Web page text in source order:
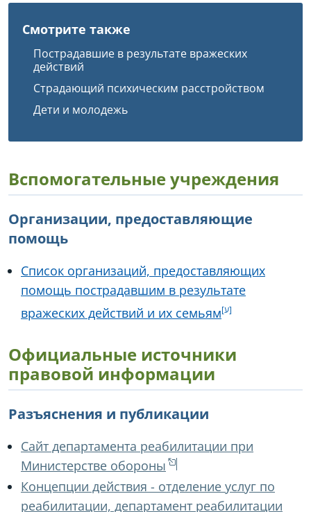
Смотрите также
Пострадавшие в результате вражеских
действий
Страдающий психическим расстройством
Дети и молодежь
Вспомогательные учреждения
Организации, предоставляющие
помощь
Список организаций, предоставляющих
помощь пострадавшим в результате
вражеских действий и их семьям
Официальные источники
правовой информации
Разъяснения и публикации
Сайт департамента реабилитации при
Министерстве обороны
Концепции действия - отделение услуг по
реабилитации, департамент реабилитации